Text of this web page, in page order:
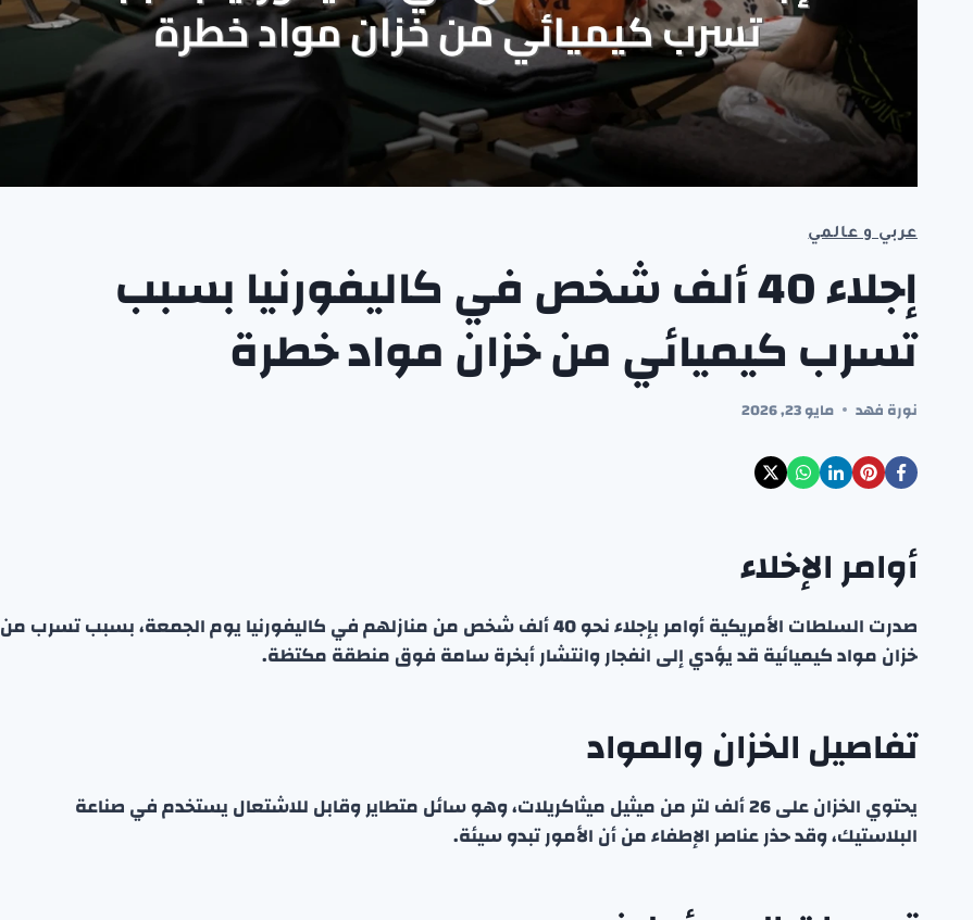
عربي و عالمي
إجلاء 40 ألف شخص في كاليفورنيا بسبب
تسرب كيميائي من خزان مواد خطرة
نورة فهد مايو 23, 2026
أوامر الإخلاء
صدرت السلطات الأمريكية أوامر بإجلاء نحو 40 ألف شخص من منازلهم في كاليفورنيا يوم الجمعة، بسبب تسرب من
خزان مواد كيميائية قد يؤدي إلى انفجار وانتشار أبخرة سامة فوق منطقة مكتظة.
تفاصيل الخزان والمواد
يحتوي الخزان على 26 ألف لتر من ميثيل ميثاكريلات، وهو سائل متطاير وقابل للاشتعال يستخدم في صناعة
البلاستيك، وقد حذر عناصر الإطفاء من أن الأمور تبدو سيئة.